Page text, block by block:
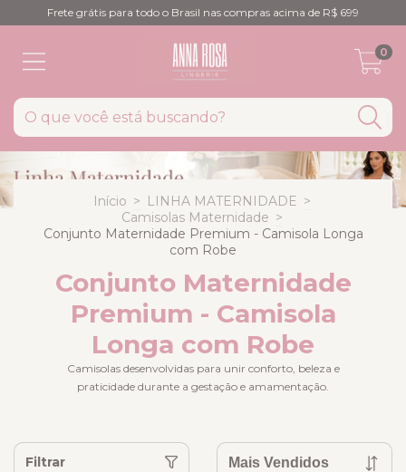
Frete grátis para todo o Brasil nas compras acima de R$ 699
0
Início > LINHA MATERNIDADE >
Camisolas Maternidade >
Conjunto Maternidade Premium - Camisola Longa
com Robe
Conjunto Maternidade
Premium - Camisola
Longa com Robe
Camisolas desenvolvidas para unir conforto, beleza e
praticidade durante a gestação e amamentação.
Filtrar